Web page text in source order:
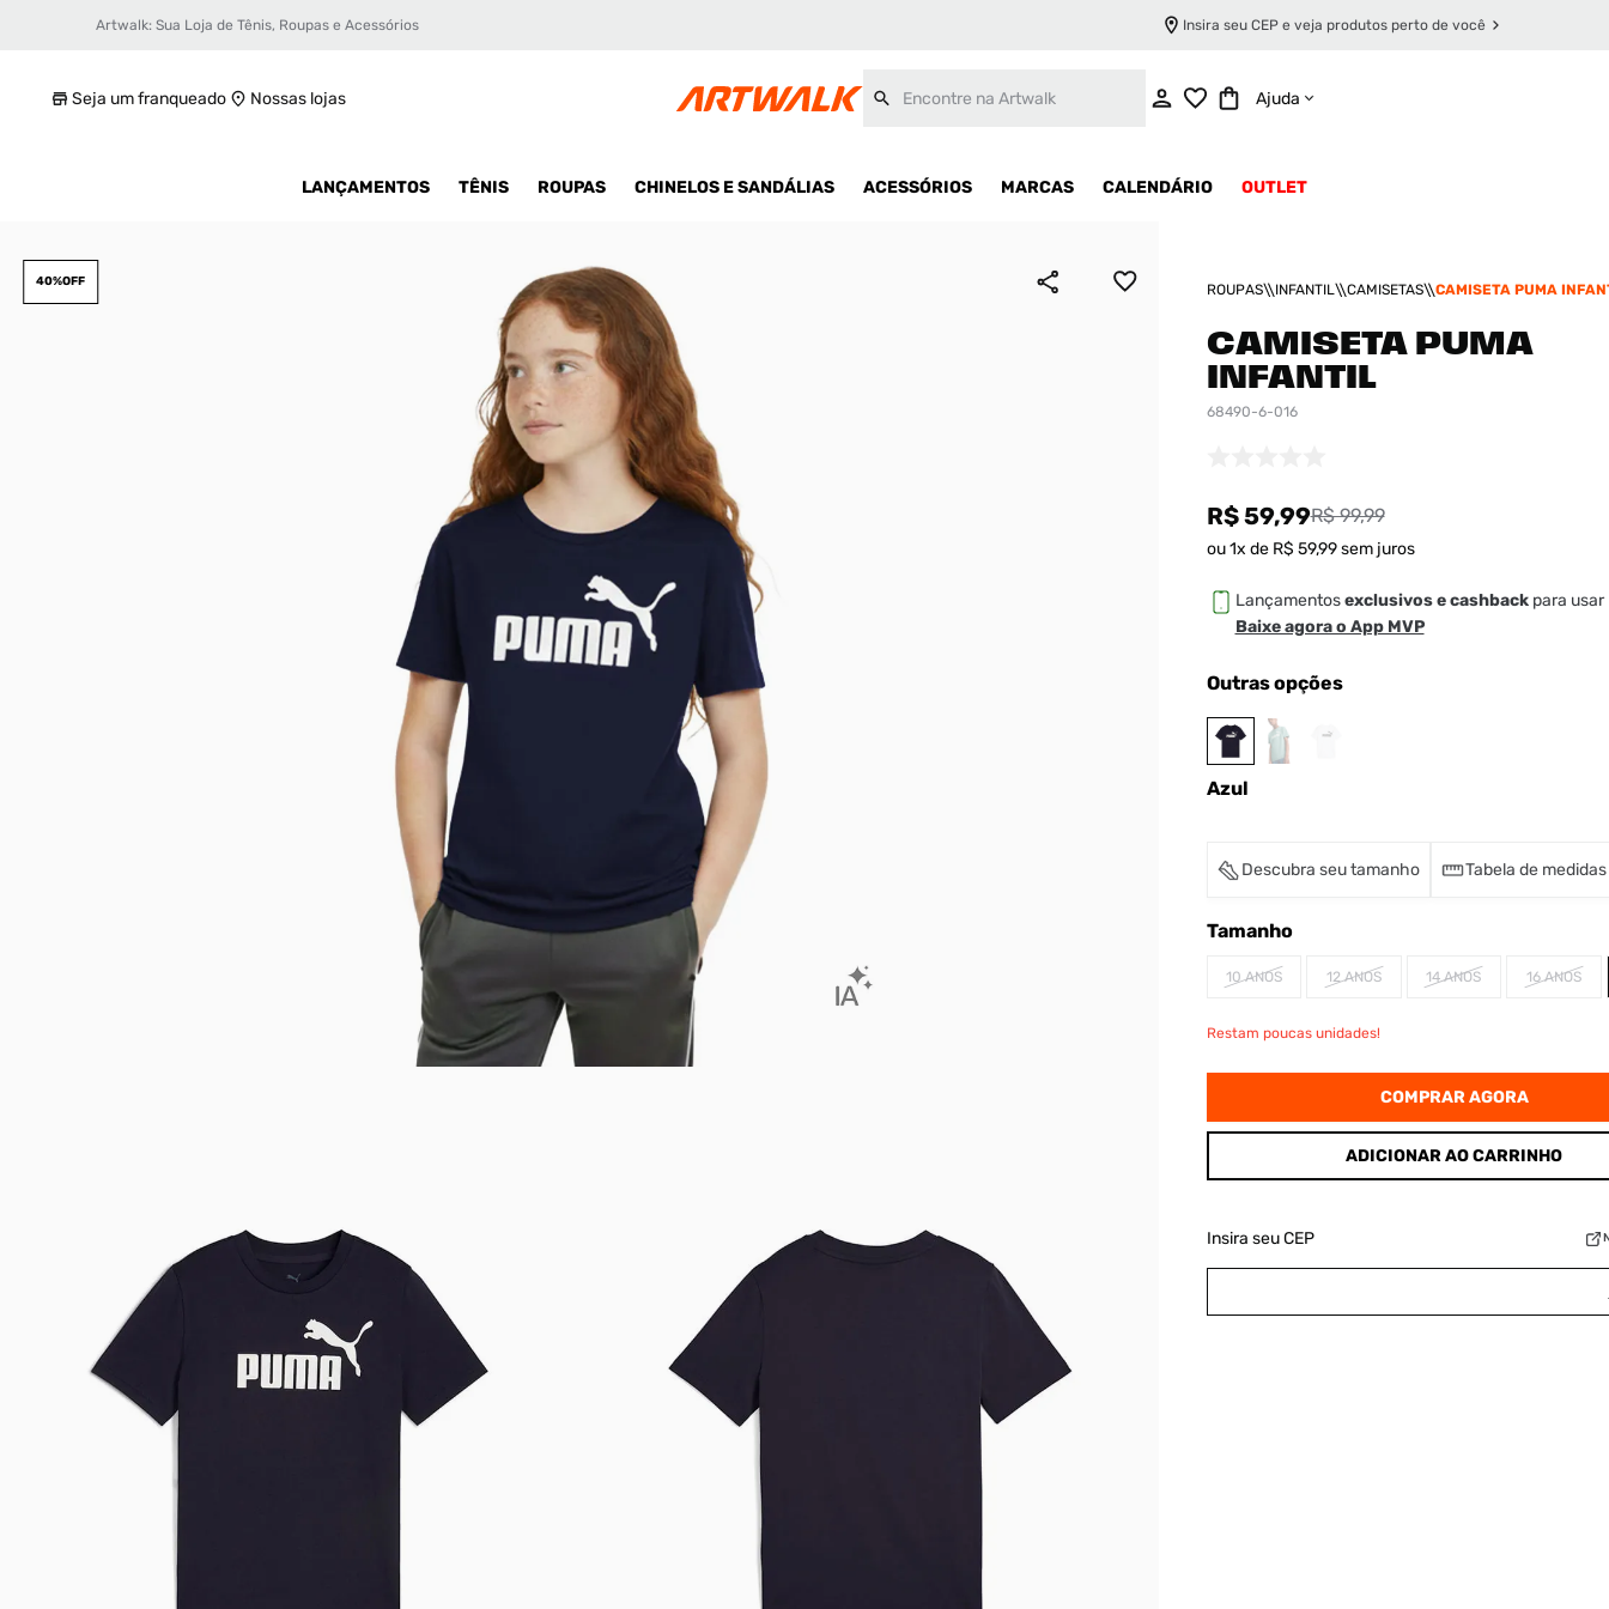
Artwalk: Sua Loja de Tênis, Roupas e Acessórios Insira seu CEP e veja produtos perto de você
Seja um franqueado Nossas lojas Ajuda
LANÇAMENTOS TÊNIS ROUPAS CHINELOS E SANDÁLIAS ACESSÓRIOS MARCAS CALENDÁRIO OUTLET
40%OFF ROUPAS INFANTIL CAMISETAS CAMISETA PUMA
CAMISETA PUMA
INFANTIL
68490-6-016
R$ 59,99R$ 99,99
ou1x de R$ 59,99sem juros
Lançamentosexclusivos e cashbackpara usar
Baixe agora o App MVP
Outras opções
Azul
Descubra seu tamanho Tabela de medidas
Tamanho
10 ANOS 12 ANOS 14 ANOS 16 ANOS
Restam poucas unidades!
COMPRAR AGORA
ADICIONAR AO CARRINHO
Insira seu CEP
Camiseta Puma Infantil